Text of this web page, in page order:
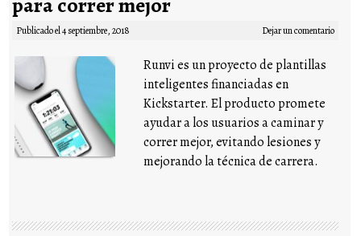
Publicado el4 septiembre, 2018 Dejar un comentario
Runvi es un proyecto de plantillas
inteligentes financiadas en
Kickstarter. El producto promete
ayudar a los usuarios a caminar y
correr mejor, evitando lesiones y
mejorando la técnica de carrera.